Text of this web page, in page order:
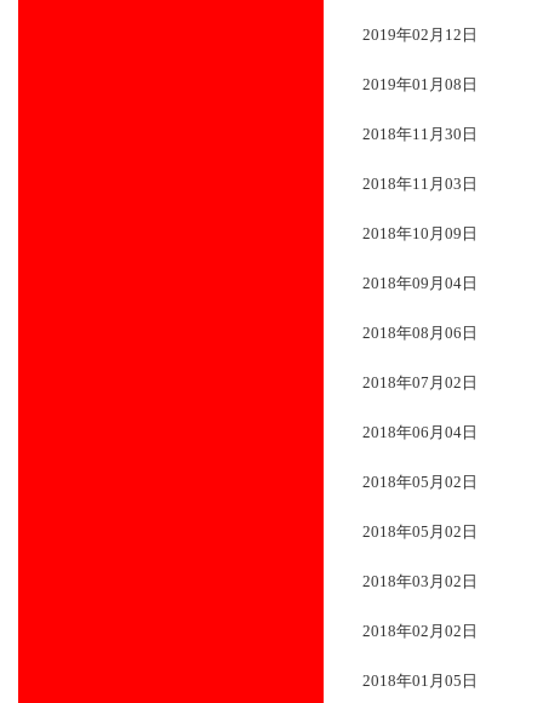
2019年02月12日
2019年01月08日
2018年11月30日
2018年11月03日
2018年10月09日
2018年09月04日
2018年08月06日
2018年07月02日
2018年06月04日
2018年05月02日
2018年05月02日
2018年03月02日
2018年02月02日
2018年01月05日